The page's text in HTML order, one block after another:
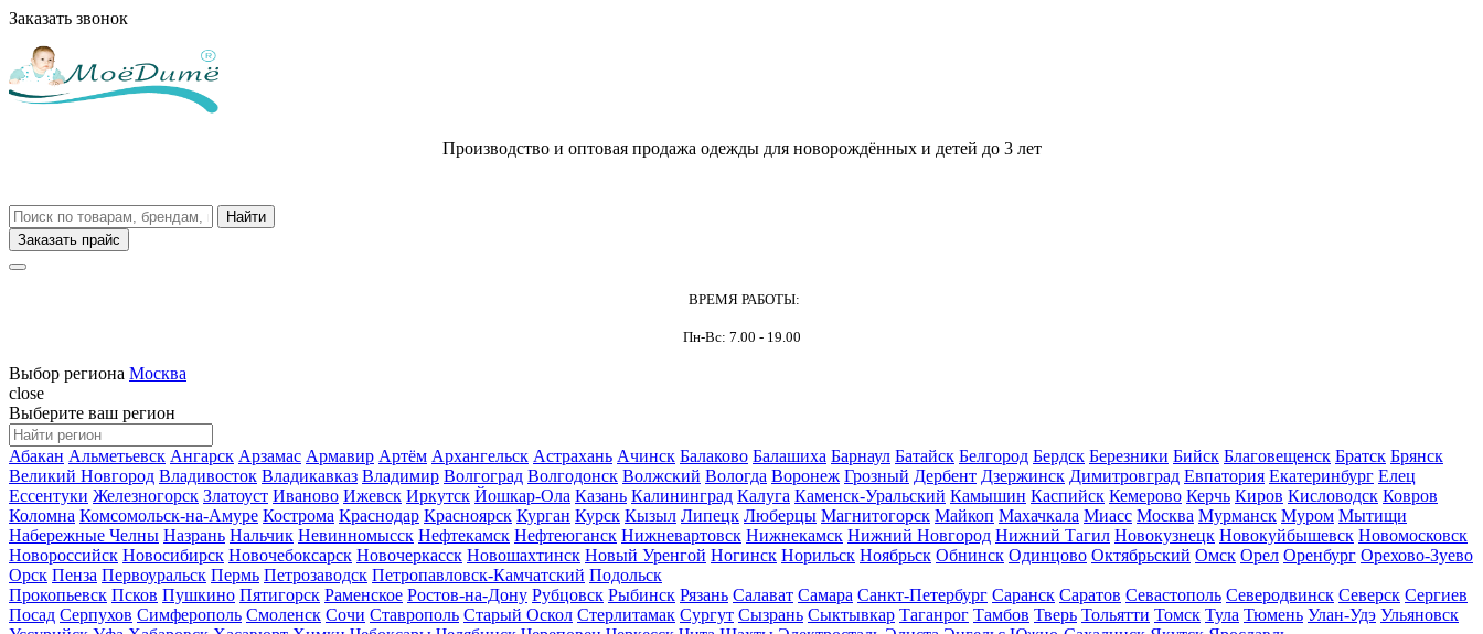
Заказать звонок
Производство и оптовая продажа одежды для новорождённых и детей до 3 лет
Заказать прайс
ВРЕМЯ РАБОТЫ:
Пн-Вс: 7.00 - 19.00
Выбор региона Москва
close
Выберите ваш регион
Абакан Альметьевск Ангарск Арзамас Армавир Артём Архангельск Астрахань Ачинск Балаково Балашиха Барнаул Батайск Белгород Бердск Березники Бийск Благовещенск Братск Брянск
Великий Новгород Владивосток Владикавказ Владимир Волгоград Волгодонск Волжский Вологда Воронеж Грозный Дербент Дзержинск Димитровград Евпатория Екатеринбург Елец
Ессентуки Железногорск Златоуст Иваново Ижевск Иркутск Йошкар-Ола Казань Калининград Калуга Каменск-Уральский Камышин Каспийск Кемерово Керчь Киров Кисловодск Ковров
Коломна Комсомольск-на-Амуре Кострома Краснодар Красноярск Курган Курск Кызыл Липецк Люберцы Магнитогорск Майкоп Махачкала Миасс Москва Мурманск Муром Мытищи
Набережные Челны Назрань Нальчик Невинномысск Нефтекамск Нефтеюганск Нижневартовск Нижнекамск Нижний Новгород Нижний Тагил Новокузнецк Новокуйбышевск Новомосковск
Новороссийск Новосибирск Новочебоксарск Новочеркасск Новошахтинск Новый Уренгой Ногинск Норильск Ноябрьск Обнинск Одинцово Октябрьский Омск Орел Оренбург Орехово-Зуево
Орск Пенза Первоуральск Пермь Петрозаводск Петропавловск-Камчатский Подольск
Прокопьевск Псков Пушкино Пятигорск Раменское Ростов-на-Дону Рубцовск Рыбинск Рязань Салават Самара Санкт-Петербург Саранск Саратов Севастополь Северодвинск Северск Сергиев
Посад Серпухов Симферополь Смоленск Сочи Ставрополь Старый Оскол Стерлитамак Сургут Сызрань Сыктывкар Таганрог Тамбов Тверь Тольятти Томск Тула Тюмень Улан-Удэ Ульяновск